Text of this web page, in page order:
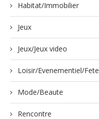
Habitat/Immobilier
Jeux
Jeux/Jeux video
Loisir/Evenementiel/Fete
Mode/Beaute
Rencontre